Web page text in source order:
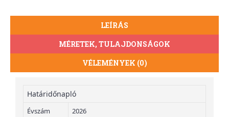
LEÍRÁS
MÉRETEK, TULAJDONSÁGOK
VÉLEMÉNYEK (0)
Határidőnapló
Évszám
2026